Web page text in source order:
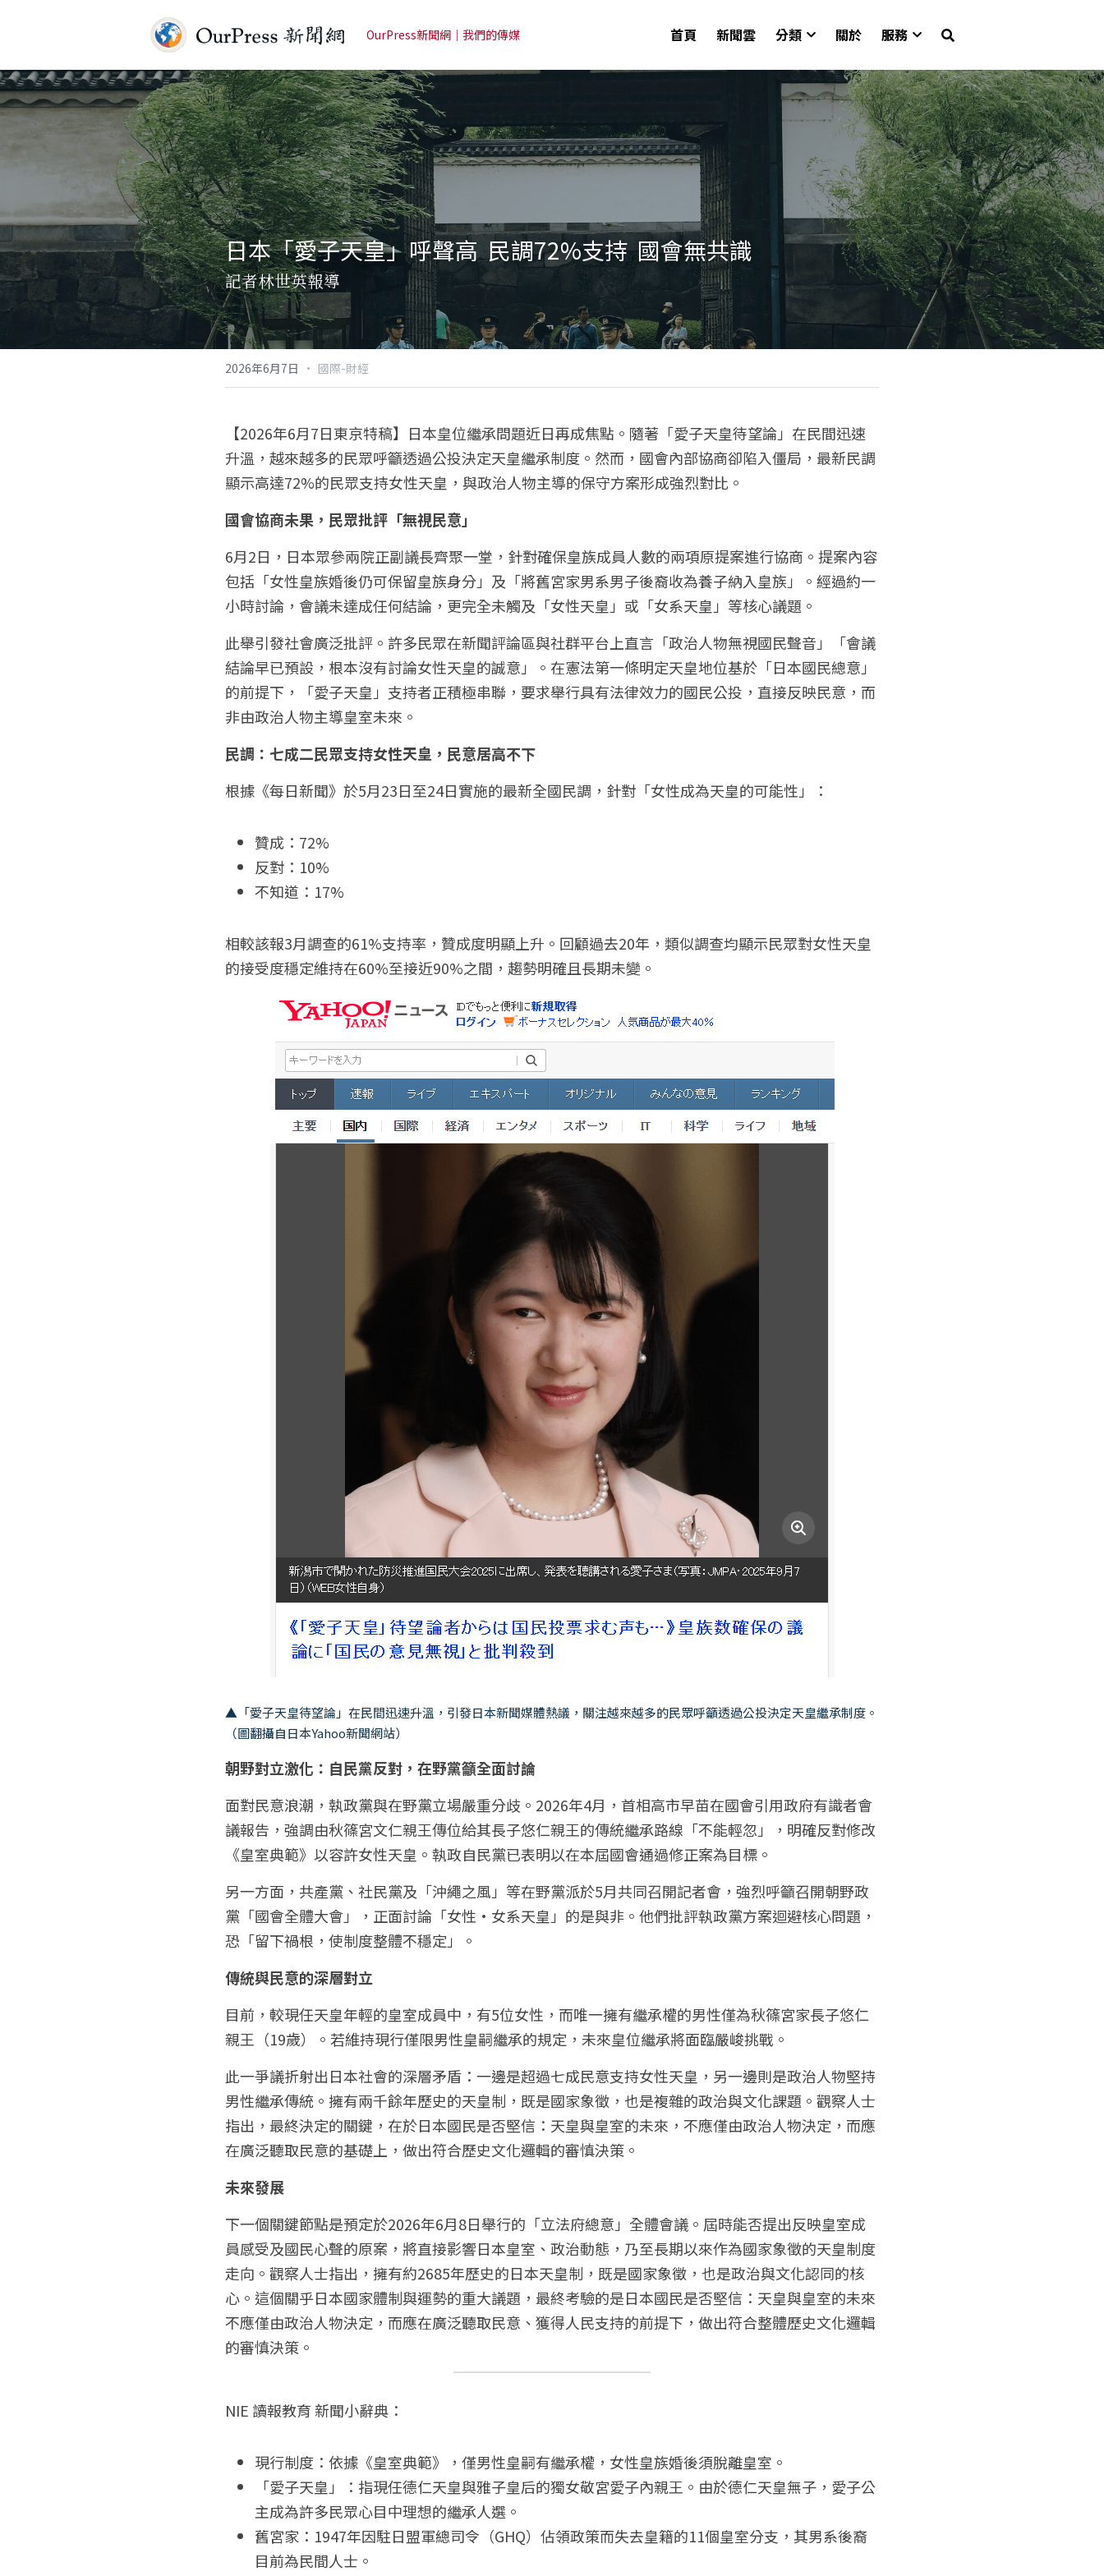
OurPress新聞網｜我們的傳媒 首頁 新聞雲 分類 關於 服務
日本「愛子天皇」呼聲高  民調72%支持  國會無共識
記者林世英報導
2026年6月7日 · 國際-財經
【2026年6月7日東京特稿】日本皇位繼承問題近日再成焦點。隨著「愛子天皇待望論」在民間迅速
升溫，越來越多的民眾呼籲透過公投決定天皇繼承制度。然而，國會內部協商卻陷入僵局，最新民調
顯示高達72%的民眾支持女性天皇，與政治人物主導的保守方案形成強烈對比。
國會協商未果，民眾批評「無視民意」
6月2日，日本眾參兩院正副議長齊聚一堂，針對確保皇族成員人數的兩項原提案進行協商。提案內容
包括「女性皇族婚後仍可保留皇族身分」及「將舊宮家男系男子後裔收為養子納入皇族」。經過約一
小時討論，會議未達成任何結論，更完全未觸及「女性天皇」或「女系天皇」等核心議題。
此舉引發社會廣泛批評。許多民眾在新聞評論區與社群平台上直言「政治人物無視國民聲音」「會議
結論早已預設，根本沒有討論女性天皇的誠意」。在憲法第一條明定天皇地位基於「日本國民總意」
的前提下，「愛子天皇」支持者正積極串聯，要求舉行具有法律效力的國民公投，直接反映民意，而
非由政治人物主導皇室未來。
民調：七成二民眾支持女性天皇，民意居高不下
根據《每日新聞》於5月23日至24日實施的最新全國民調，針對「女性成為天皇的可能性」：
贊成：72%
反對：10%
不知道：17%
相較該報3月調查的61%支持率，贊成度明顯上升。回顧過去20年，類似調查均顯示民眾對女性天皇
的接受度穩定維持在60%至接近90%之間，趨勢明確且長期未變。
▲「愛子天皇待望論」在民間迅速升溫，引發日本新聞媒體熱議，關注越來越多的民眾呼籲透過公投決定天皇繼承制度。
（圖翻攝自日本Yahoo新聞網站）
朝野對立激化：自民黨反對，在野黨籲全面討論
面對民意浪潮，執政黨與在野黨立場嚴重分歧。2026年4月，首相高市早苗在國會引用政府有識者會
議報告，強調由秋篠宮文仁親王傳位給其長子悠仁親王的傳統繼承路線「不能輕忽」，明確反對修改
《皇室典範》以容許女性天皇。執政自民黨已表明以在本屆國會通過修正案為目標。
另一方面，共產黨、社民黨及「沖繩之風」等在野黨派於5月共同召開記者會，強烈呼籲召開朝野政
黨「國會全體大會」，正面討論「女性·女系天皇」的是與非。他們批評執政黨方案迴避核心問題，
恐「留下禍根，使制度整體不穩定」。
傳統與民意的深層對立
目前，較現任天皇年輕的皇室成員中，有5位女性，而唯一擁有繼承權的男性僅為秋篠宮家長子悠仁
親王（19歲）。若維持現行僅限男性皇嗣繼承的規定，未來皇位繼承將面臨嚴峻挑戰。
此一爭議折射出日本社會的深層矛盾：一邊是超過七成民意支持女性天皇，另一邊則是政治人物堅持
男性繼承傳統。擁有兩千餘年歷史的天皇制，既是國家象徵，也是複雜的政治與文化課題。觀察人士
指出，最終決定的關鍵，在於日本國民是否堅信：天皇與皇室的未來，不應僅由政治人物決定，而應
在廣泛聽取民意的基礎上，做出符合歷史文化邏輯的審慎決策。
未來發展
下一個關鍵節點是預定於2026年6月8日舉行的「立法府總意」全體會議。屆時能否提出反映皇室成
員感受及國民心聲的原案，將直接影響日本皇室、政治動態，乃至長期以來作為國家象徵的天皇制度
走向。觀察人士指出，擁有約2685年歷史的日本天皇制，既是國家象徵，也是政治與文化認同的核
心。這個關乎日本國家體制與運勢的重大議題，最終考驗的是日本國民是否堅信：天皇與皇室的未來
不應僅由政治人物決定，而應在廣泛聽取民意、獲得人民支持的前提下，做出符合整體歷史文化邏輯
的審慎決策。
NIE 讀報教育 新聞小辭典：
現行制度：依據《皇室典範》，僅男性皇嗣有繼承權，女性皇族婚後須脫離皇室。
「愛子天皇」：指現任德仁天皇與雅子皇后的獨女敬宮愛子內親王。由於德仁天皇無子，愛子公
主成為許多民眾心目中理想的繼承人選。
舊宮家：1947年因駐日盟軍總司令（GHQ）佔領政策而失去皇籍的11個皇室分支，其男系後裔
目前為民間人士。